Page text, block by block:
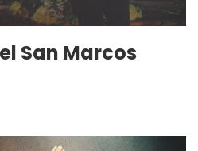
San Marcos